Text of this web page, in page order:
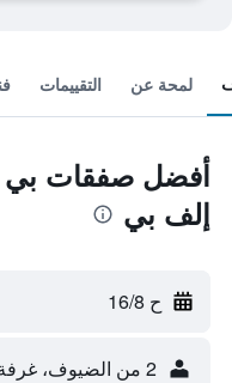
لمحة عن التقييمات
أفضل صفقات بي
إلف بي
ح 16/8
2 من الضيوف، غرفة واحدة